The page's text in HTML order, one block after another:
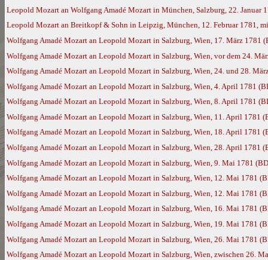
Leopold Mozart an Wolfgang Amadé Mozart in München, Salzburg, 22. Januar
Leopold Mozart an Breitkopf & Sohn in Leipzig, München, 12. Februar 1781,
Wolfgang Amadé Mozart an Leopold Mozart in Salzburg, Wien, 17. März 1781
Wolfgang Amadé Mozart an Leopold Mozart in Salzburg, Wien, vor dem 24.
Wolfgang Amadé Mozart an Leopold Mozart in Salzburg, Wien, 24. und 28.
Wolfgang Amadé Mozart an Leopold Mozart in Salzburg, Wien, 4. April 1781
Wolfgang Amadé Mozart an Leopold Mozart in Salzburg, Wien, 8. April 1781
Wolfgang Amadé Mozart an Leopold Mozart in Salzburg, Wien, 11. April 1781
Wolfgang Amadé Mozart an Leopold Mozart in Salzburg, Wien, 18. April 1781
Wolfgang Amadé Mozart an Leopold Mozart in Salzburg, Wien, 28. April 1781
Wolfgang Amadé Mozart an Leopold Mozart in Salzburg, Wien, 9. Mai 1781
Wolfgang Amadé Mozart an Leopold Mozart in Salzburg, Wien, 12. Mai 1781
Wolfgang Amadé Mozart an Leopold Mozart in Salzburg, Wien, 12. Mai 1781
Wolfgang Amadé Mozart an Leopold Mozart in Salzburg, Wien, 16. Mai 1781
Wolfgang Amadé Mozart an Leopold Mozart in Salzburg, Wien, 19. Mai 1781
Wolfgang Amadé Mozart an Leopold Mozart in Salzburg, Wien, 26. Mai 1781
Wolfgang Amadé Mozart an Leopold Mozart in Salzburg, Wien, zwischen 26.